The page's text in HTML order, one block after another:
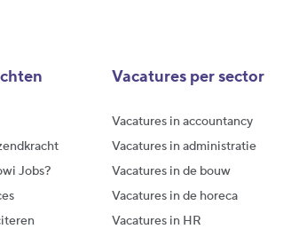
Jobs?
Vacatures per sector
Vacatures in accountancy
Vacatures in administratie
Vacatures in de bouw
Vacatures in de horeca
Vacatures in HR